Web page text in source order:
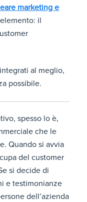
marketing e
il
al meglio,
possibile.
spesso lo è,
che le
Quando si avvia
del customer
si decide di
e testimonianze
dell’azienda